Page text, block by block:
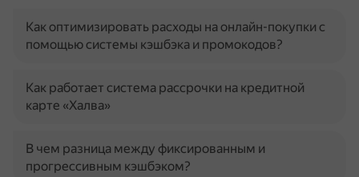
Как оптимизировать расходы на онлайн-покупки с
помощью системы кэшбэка и промокодов?
Как работает система рассрочки на кредитной
карте «Халва»
В чем разница между фиксированным и
прогрессивным кэшбэком?